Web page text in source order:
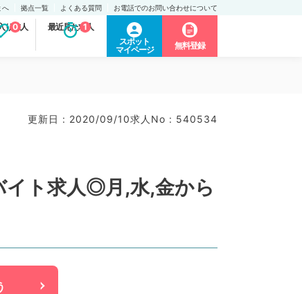
へ 拠点一覧 よくある質問 お電話でのお問い合わせについて
り求人
0 最近見た求人
1
スポット
マイページ
無料登録
更新日 : 2020/09/10求人No : 540534
イト求人◎月,水,金から